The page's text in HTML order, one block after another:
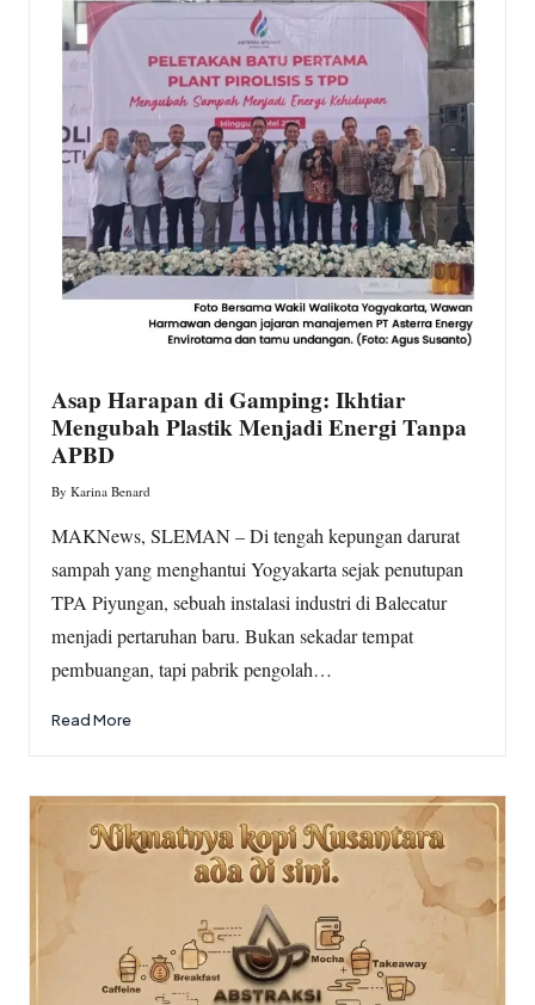
Asap Harapan di Gamping: Ikhtiar
Mengubah Plastik Menjadi Energi Tanpa
APBD
Posted
by
By Karina Benard
MAKNews, SLEMAN – Di tengah kepungan darurat
sampah yang menghantui Yogyakarta sejak penutupan
TPA Piyungan, sebuah instalasi industri di Balecatur
menjadi pertaruhan baru. Bukan sekadar tempat
pembuangan, tapi pabrik pengolah…
Read More